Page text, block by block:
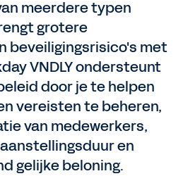
meerdere typen
grotere
beveiligingsrisico's met
VNDLY ondersteunt
door je te helpen
vereisten te beheren,
van medewerkers,
en
gelijke beloning.